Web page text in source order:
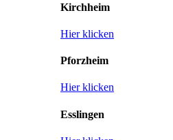
Kirchheim
Hier klicken
Pforzheim
Hier klicken
Esslingen